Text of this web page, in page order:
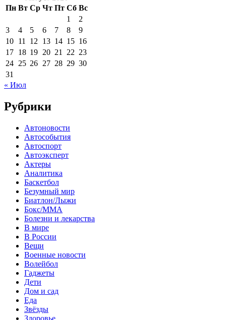
Пн Вт Ср Чт Пт Сб Вс
1
2
3
4 5 6 7 8
9
10 11 12 13 14 15 16
17 18 19 20 21 22 23
24 25 26 27 28 29 30
31
« Июл
Рубрики
Автоновости
Автособытия
Автоспорт
Автоэксперт
Актеры
Аналитика
Баскетбол
Безумный мир
Биатлон/Лыжи
Бокс/MMA
Болезни и лекарства
В мире
В России
Вещи
Военные новости
Волейбол
Гаджеты
Дети
Дом и сад
Еда
Звёзды
Здоровье